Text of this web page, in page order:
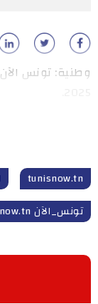
tunisnow.tn
تونس_الآن tunisnow.tn